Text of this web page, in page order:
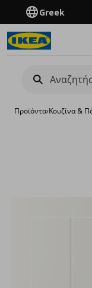
Greek
Προϊόντα›Κουζίνα &